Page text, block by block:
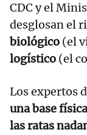
CDC y el
desglosan el
biológico (el
logístico (el
Los expertos
una base
las ratas